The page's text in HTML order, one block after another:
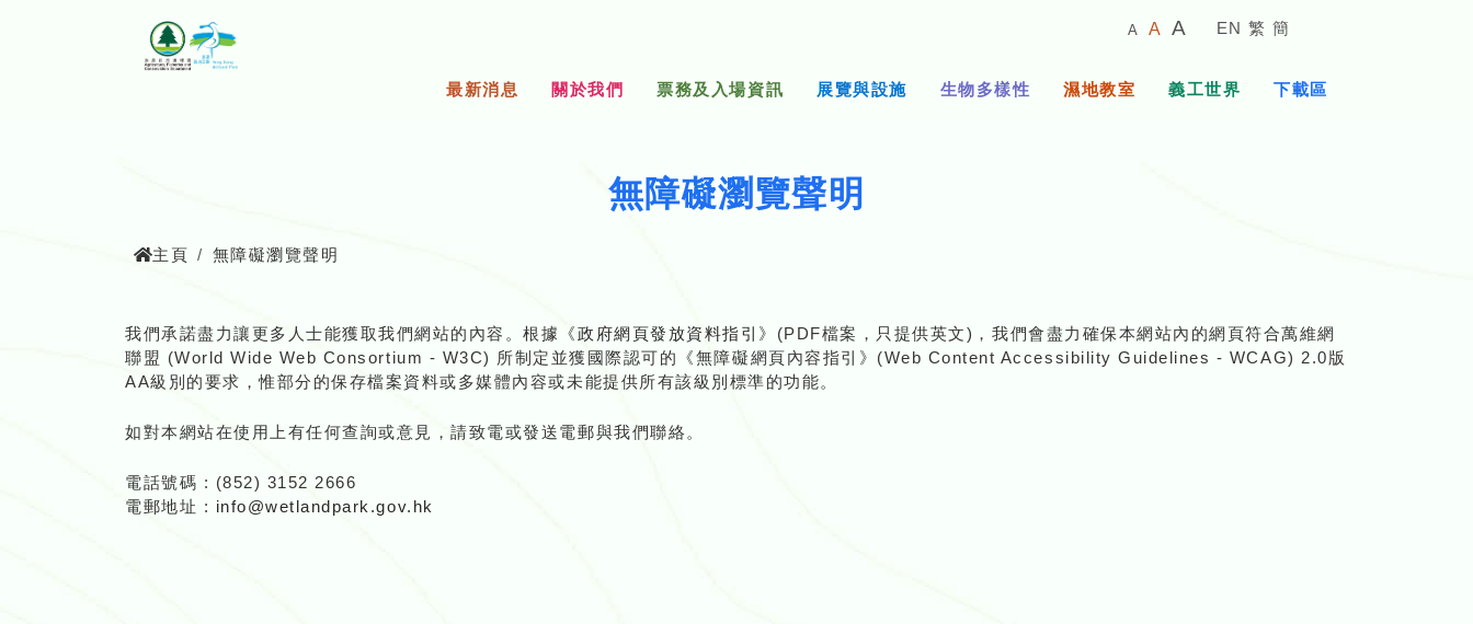
A
較
A
預
字
體
A
的
EN 繁 簡
最新消息 關於我們 票務及入場資訊 展覽與設施 生物多樣性 濕地教室 義工世界 下載區
無障礙瀏覽聲明
主頁 無障礙瀏覽聲明
我們承諾盡力讓更多人士能獲取我們網站的內容。根據《政府網頁發放資料指引 》(PDF檔案，只提供英文)，我們會盡力確保本網站內的網頁符合萬維網
聯盟 (World Wide Web Consortium - W3C) 所制定並獲國際認可的《無障礙網頁內容指引》(Web Content Accessibility Guidelines - WCAG) 2.0版
AA級別的要求，惟部分的保存檔案資料或多媒體內容或未能提供所有該級別標準的功能。
如對本網站在使用上有任何查詢或意見，請致電或發送電郵與我們聯絡。
電話號碼 : (852) 3152 2666
電郵地址 : info@wetlandpark.gov.hk